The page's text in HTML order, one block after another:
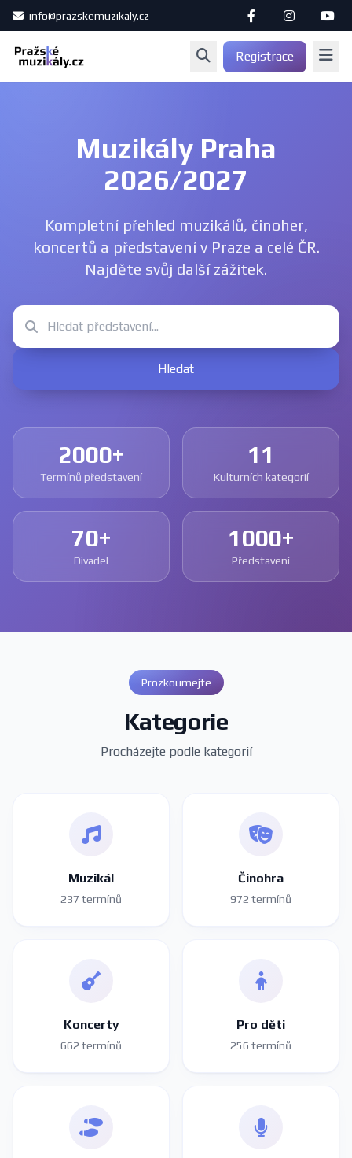
info@prazskemuzikaly.cz
Registrace
Muzikály Praha
2026/2027
Kompletní přehled muzikálů, činoher,
koncertů a představení v Praze a celé ČR.
Najděte svůj další zážitek.
Hledat
2000+
Termínů představení
11
Kulturních kategorií
70+
Divadel
1000+
Představení
Prozkoumejte
Kategorie
Procházejte podle kategorií
Muzikál
237 termínů
Činohra
972 termínů
Koncerty
662 termínů
Pro děti
256 termínů